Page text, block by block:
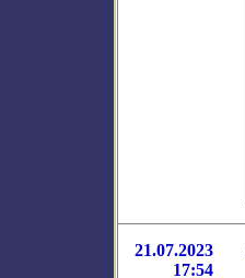
21.07.2023
17:54